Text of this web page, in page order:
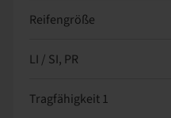
Reifengröße
LI / SI, PR
Tragfähigkeit 1